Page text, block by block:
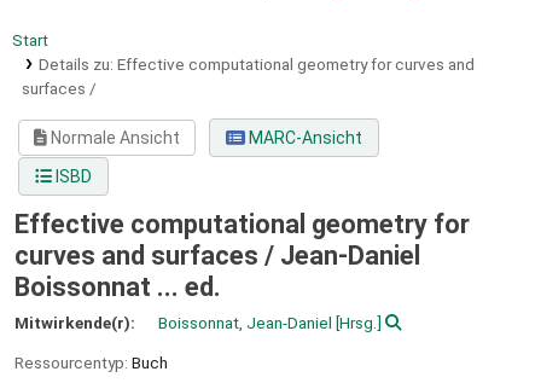
Start
Details zu: Effective computational geometry for curves and
surfaces /
Normale Ansicht
MARC-Ansicht
ISBD
Effective computational geometry for
curves and surfaces / Jean-Daniel
Boissonnat ... ed.
Mitwirkende(r): Boissonnat, Jean-Daniel [Hrsg.]
Ressourcentyp: Buch